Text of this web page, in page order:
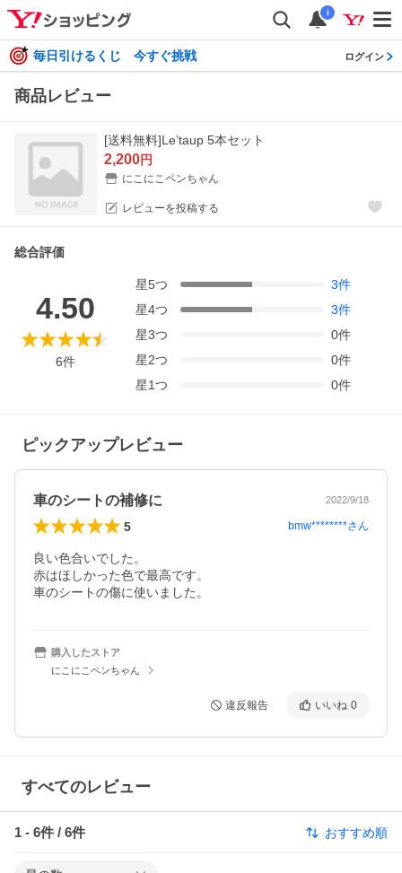
i
毎日引けるくじ 今すぐ挑戦 ログイン
商品レビュー
[送料無料]Le’taup 5本セット
2,200円
にこにこペンちゃん
レビューを投稿する
総合評価
4.50
6件
星5つ 3件
星4つ 3件
星3つ 0件
星2つ 0件
星1つ 0件
ピックアップレビュー
車のシートの補修に 2022/9/18
5 bmw********さん
良い色合いでした。
赤はほしかった色で最高です。
車のシートの傷に使いました。
購入したストア
にこにこペンちゃん
違反報告 いいね 0
すべてのレビュー
1 - 6件 / 6件 おすすめ順